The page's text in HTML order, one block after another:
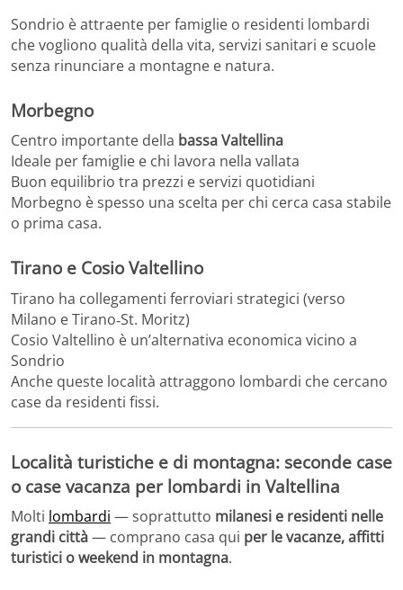
Sondrio è attraente per famiglie o residenti lombardi
che vogliono qualità della vita, servizi sanitari e scuole
senza rinunciare a montagne e natura.
Morbegno
Centro importante della bassa Valtellina
Ideale per famiglie e chi lavora nella vallata
Buon equilibrio tra prezzi e servizi quotidiani
Morbegno è spesso una scelta per chi cerca casa stabile
o prima casa.
Tirano e Cosio Valtellino
Tirano ha collegamenti ferroviari strategici (verso
Milano e Tirano‑St. Moritz)
Cosio Valtellino è un’alternativa economica vicino a
Sondrio
Anche queste località attraggono lombardi che cercano
case da residenti fissi.
Località turistiche e di montagna: seconde case
o case vacanza per lombardi in Valtellina
Molti lombardi — soprattutto milanesi e residenti nelle
grandi città— comprano casa qui per le vacanze, affitti
turistici o weekend in montagna.